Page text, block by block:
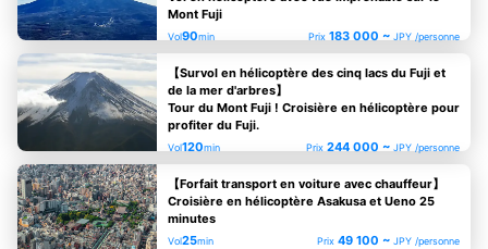
Mont Fuji
Vol90min Prix 183 000 ~ JPY /personne
【Survol en hélicoptère des cinq lacs du Fuji et
de la mer d'arbres】
Tour du Mont Fuji ! Croisière en hélicoptère pour
profiter du Fuji.
Vol120min Prix 244 000 ~ JPY /personne
【Forfait transport en voiture avec chauffeur】
Croisière en hélicoptère Asakusa et Ueno 25
minutes
Vol25min Prix 49 100 ~ JPY /personne